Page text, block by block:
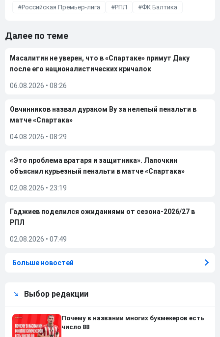
Российская Премьер-лига РПЛ ФК Балтика
Далее по теме
Масалитин не уверен, что в «Спартаке» примут Даку
после его националистических кричалок
06.08.2026 • 08:26
Овчинников назвал дураком Ву за нелепый пенальти в
матче «Спартака»
04.08.2026 • 08:29
«Это проблема вратаря и защитника». Лапочкин
объяснил курьезный пенальти в матче «Спартака»
02.08.2026 • 23:19
Гаджиев поделился ожиданиями от сезона-2026/27 в
РПЛ
02.08.2026 • 07:49
Больше новостей
Выбор редакции
Почему в названии многих букмекеров есть
число 88